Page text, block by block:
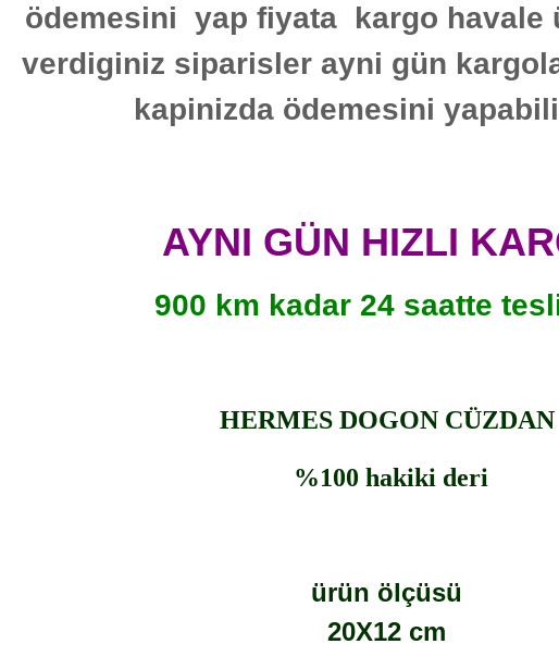
ödemesini yap fiyata kargo havale
verdiginiz siparisler ayni gün
kapinizda ödemesini
AYNI GÜN HIZLI
900 km kadar 24 saatte
HERMES DOGON CÜZDAN
%100 hakiki deri
ürün ölçüsü
20X12 cm